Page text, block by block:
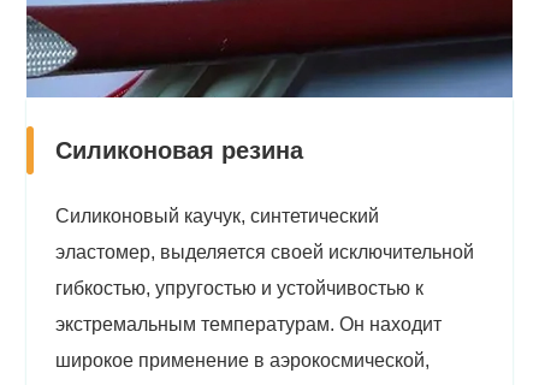
Силиконовая резина
Силиконовый каучук, синтетический
эластомер, выделяется своей исключительной
гибкостью, упругостью и устойчивостью к
экстремальным температурам. Он находит
широкое применение в аэрокосмической,